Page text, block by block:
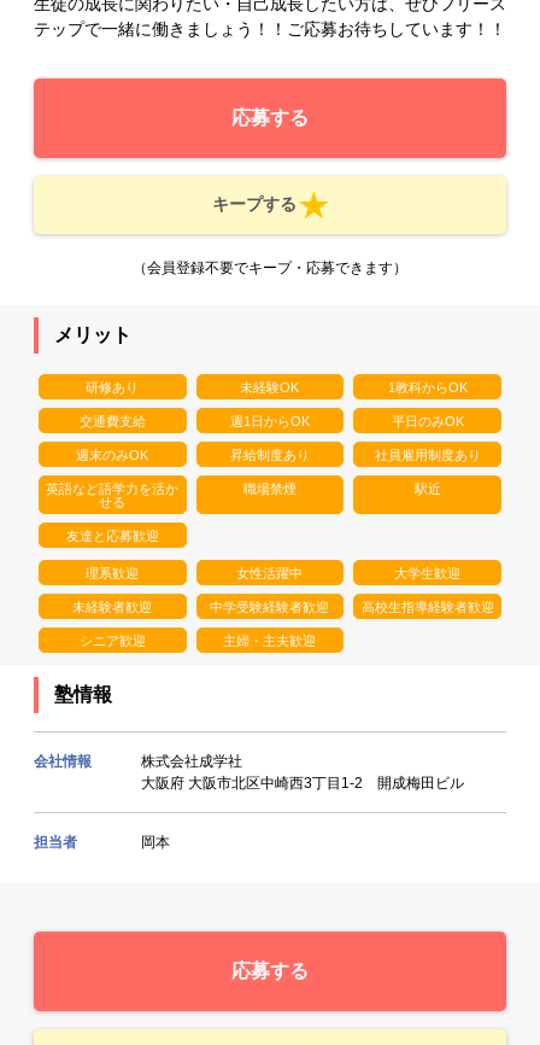
テップで一緒に働きましょう！！ご応募お待ちしています！！
応募する
キープする
（会員登録不要でキープ・応募できます）
メリット
研修あり 未経験OK 1教科からOK
交通費支給 週1日からOK 平日のみOK
週末のみOK 昇給制度あり 社員雇用制度あり
英語など語学力を活か
せる
職場禁煙 駅近
友達と応募歓迎
理系歓迎 女性活躍中 大学生歓迎
未経験者歓迎 中学受験経験者歓迎 高校生指導経験者歓迎
シニア歓迎 主婦・主夫歓迎
塾情報
会社情報
株式会社成学社
大阪府 大阪市北区中崎西3丁目1‐2 開成梅田ビル
担当者 岡本
応募する